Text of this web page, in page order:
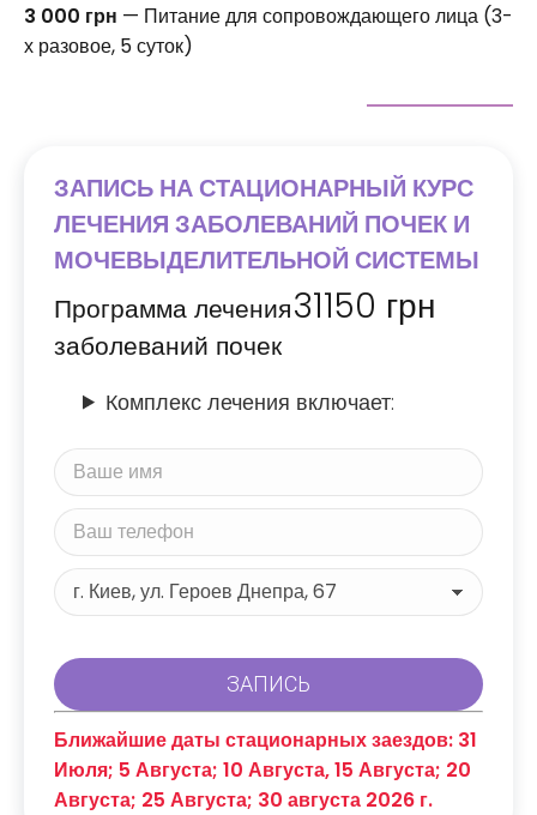
3 000 грн — Питание для сопровождающего лица (3-
х разовое, 5 суток)
ЗАПИСЬ НА СТАЦИОНАРНЫЙ КУРС
ЛЕЧЕНИЯ ЗАБОЛЕВАНИЙ ПОЧЕК И
МОЧЕВЫДЕЛИТЕЛЬНОЙ СИСТЕМЫ
Программа лечения
заболеваний почек
31150 грн
Комплекс лечения включает:
Ближайшие даты стационарных заездов: 31
Июля; 5 Августа; 10 Августа, 15 Августа; 20
Августа; 25 Августа; 30 августа 2026 г.